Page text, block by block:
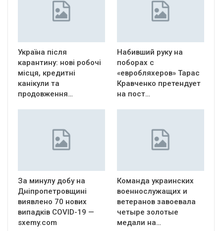
Україна після
карантину: нові робочі
місця, кредитні
канікули та
продовження…
Набивший руку на
поборах с
«евробляхеров» Тарас
Кравченко претендует
на пост…
За минулу добу на
Дніпропетровщині
виявлено 70 нових
випадків COVID-19 —
sxemy.com
Команда украинских
военнослужащих и
ветеранов завоевала
четыре золотые
медали на…